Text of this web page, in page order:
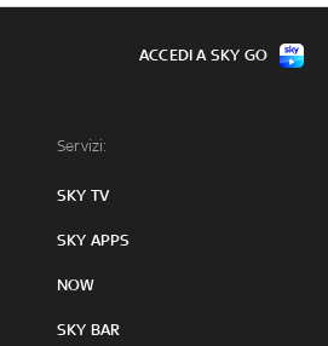
Servizi:
SKY TV
SKY APPS
NOW
SKY BAR
ACCEDI A SKY GO